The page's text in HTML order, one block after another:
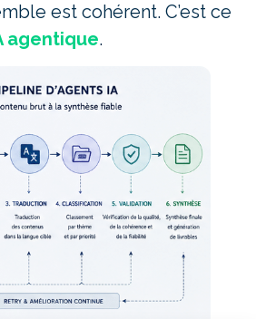
est cohérent. C’est ce
agentique.